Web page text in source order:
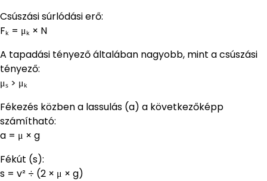
Csúszási súrlódási erő:
Fₖ = μₖ × N
A tapadási tényező általában nagyobb, mint a csúszási
tényező:
μₛ > μₖ
Fékezés közben a lassulás (a) a következőképp
számítható:
a = μ × g
Fékút (s):
s = v² ÷ (2 × μ × g)